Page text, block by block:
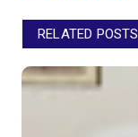
RELATED POSTS